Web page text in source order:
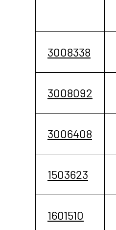
3008338
3008092
3006408
1503623
1601510